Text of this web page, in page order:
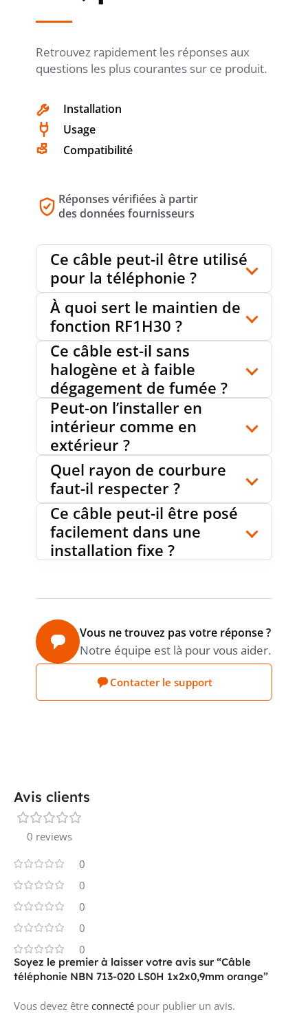
DIAMÈTRE EXTÉRIEUR APPROX. 6.5 mm
RAYON DE COURBURE MIN. (X *
DIAMÈTRE)
LONGUEUR ROULEAU/BOBINE
SANS HALOGÈNE SELON IEC 60754-2
RÉSISTANT À L'HUILE SELON EN 60811-
TERRE
TEMPÉRATURE DE POSE 5...70 °C
TEMPÉRATURE DE SERVICE
MIN./MAX., STATIQUE
-20...70
60332-3-24 (CAT C)
FAIBLE DÉGAGEMENT DE FUMÉE SELON
IEC 61034-2
oui
CÂBLE ÉTANCHE À L’EAU
TRANSVERSALEMENT
CONVIENT COMME CÂBLE DONNÉES
INFORMATIQUES
CONVIENT COMME CÂBLE DE
SIGNALISATION
Retrouvez rapidement les réponses aux
questions les plus courantes sur ce produit.
Installation
Usage
Compatibilité
Réponses vérifiées à partir
des données fournisseurs
Ce câble peut-il être utilisé
pour la téléphonie ?
À quoi sert le maintien de
fonction RF1H30 ?
Ce câble est-il sans
halogène et à faible
dégagement de fumée ?
Peut-on l’installer en
intérieur comme en
extérieur ?
Quel rayon de courbure
faut-il respecter ?
Ce câble peut-il être posé
facilement dans une
installation fixe ?
Vous ne trouvez pas votre réponse ?
Notre équipe est là pour vous aider.
Contacter le support
Avis clients
0 reviews
0
0
0
0
0
Soyez le premier à laisser votre avis sur “Câble
téléphonie NBN 713-020 LS0H 1x2x0,9mm orange”
Vous devez être connecté pour publier un avis.